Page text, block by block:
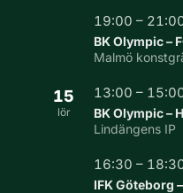
19:00 –
BK Olympic –
Malmö
15
lör
13:00 –
BK Olympic –
Lindängens IP
16:30 –
IFK Göteborg